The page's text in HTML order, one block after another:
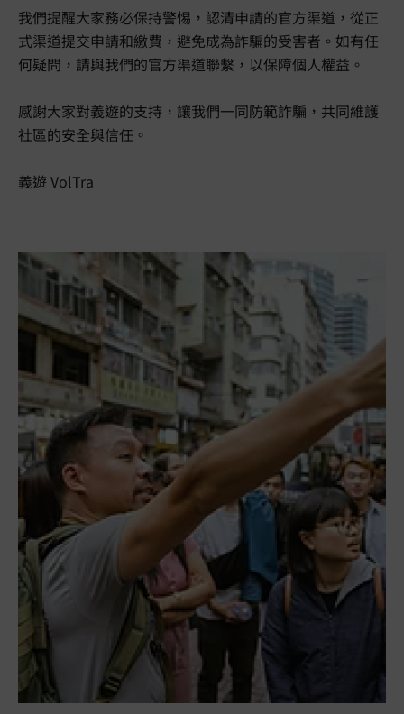
我們提醒大家務必保持警惕，認清申請的官方渠道，從正
式渠道提交申請和繳費，避免成為詐騙的受害者。如有任
何疑問，請與我們的官方渠道聯繫，以保障個人權益。
感謝大家對義遊的支持，讓我們一同防範詐騙，共同維護
社區的安全與信任。
義遊 VolTra